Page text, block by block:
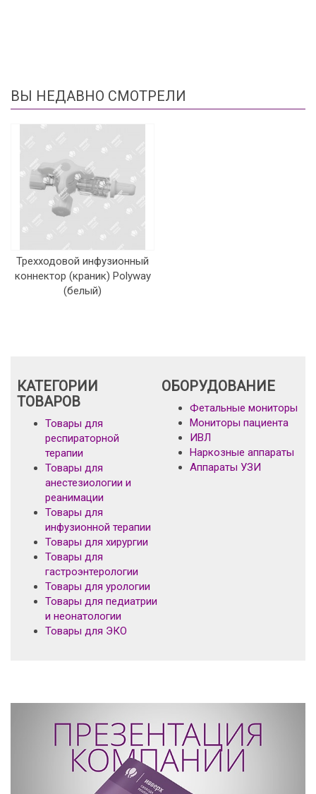
ВЫ НЕДАВНО СМОТРЕЛИ
Трехходовой инфузионный
коннектор (краник) Polyway
(белый)
КАТЕГОРИИ
ТОВАРОВ
Товары для
респираторной
терапии
Товары для
анестезиологии и
реанимации
Товары для
инфузионной терапии
Товары для хирургии
Товары для
гастроэнтерологии
Товары для урологии
Товары для педиатрии
и неонатологии
Товары для ЭКО
ОБОРУДОВАНИЕ
Фетальные мониторы
Мониторы пациента
ИВЛ
Наркозные аппараты
Аппараты УЗИ